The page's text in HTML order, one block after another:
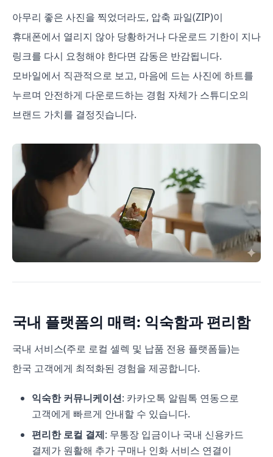
아무리 좋은 사진을 찍었더라도, 압축 파일(ZIP)이
휴대폰에서 열리지 않아 당황하거나 다운로드 기한이 지나
링크를 다시 요청해야 한다면 감동은 반감됩니다.
모바일에서 직관적으로 보고, 마음에 드는 사진에 하트를
누르며 안전하게 다운로드하는 경험 자체가 스튜디오의
브랜드 가치를 결정짓습니다.
국내 플랫폼의 매력: 익숙함과 편리함
국내 서비스(주로 로컬 셀렉 및 납품 전용 플랫폼들)는
한국 고객에게 최적화된 경험을 제공합니다.
익숙한 커뮤니케이션: 카카오톡 알림톡 연동으로
고객에게 빠르게 안내할 수 있습니다.
편리한 로컬 결제: 무통장 입금이나 국내 신용카드
결제가 원활해 추가 구매나 인화 서비스 연결이